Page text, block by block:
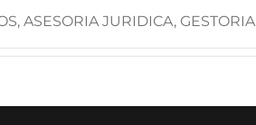
ASESORIA JURIDICA, GESTORIA